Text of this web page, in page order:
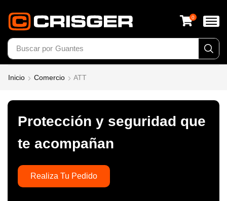
Buscar por Guantes
0
Inicio Comercio ATT
Protección y seguridad que
te acompañan
Realiza Tu Pedido